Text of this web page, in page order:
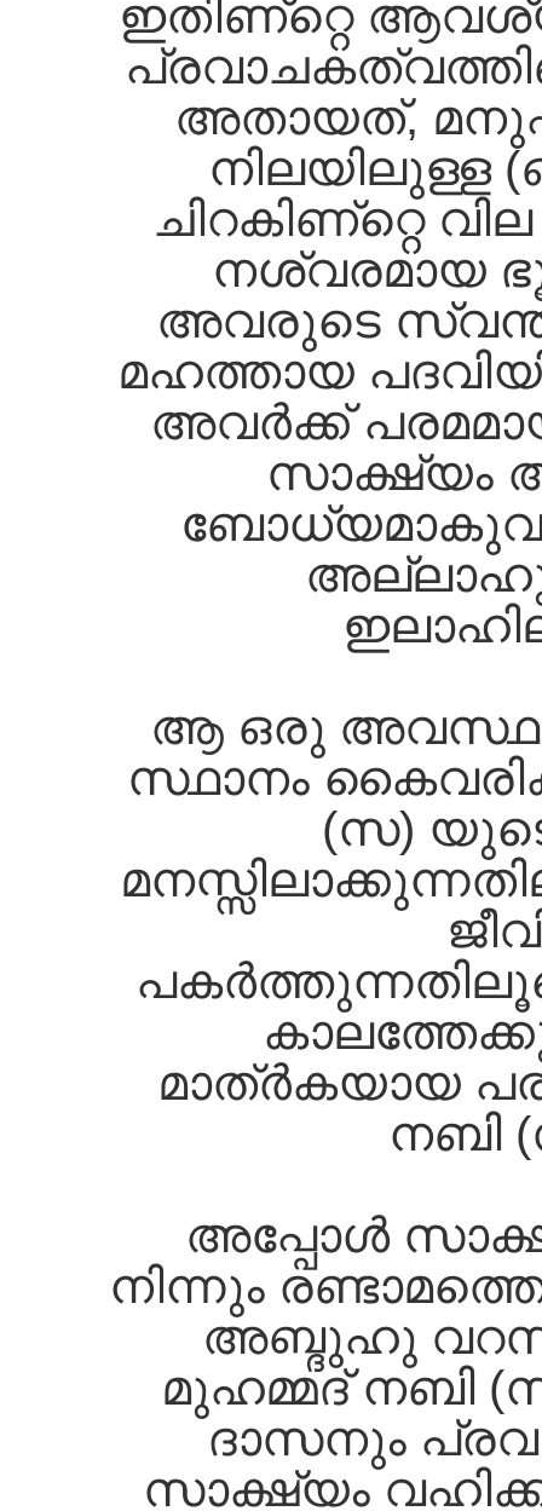
ഇതിണ്റ്റെ
അതായത്‌,
നിലയിലുള്ള
ചിറകിണ്റ്റെ
നശ്വരമായ
അവരുടെ
മഹത്തായ
അവര്‍ക്ക്‌
സാക്ഷ്യം
ആ ഒരു അവസ്ഥ
സ്ഥാനം
(സ)
മാത്ര്‍കയായ
നബി
അപ്പോള്‍
നിന്നും
അബ്ദുഹു
മുഹമ്മദ്‌ നബി
ദാസനും
സാക്ഷ്യം